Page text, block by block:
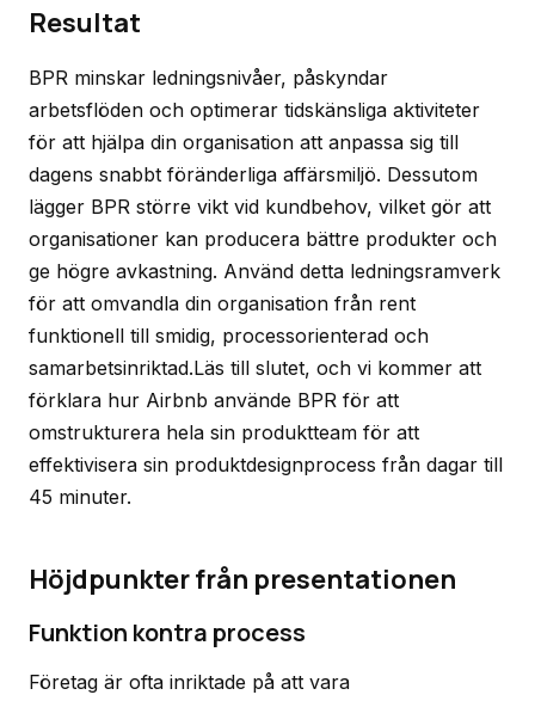
Resultat
BPR minskar ledningsnivåer, påskyndar
arbetsflöden och optimerar tidskänsliga aktiviteter
för att hjälpa din organisation att anpassa sig till
dagens snabbt föränderliga affärsmiljö. Dessutom
lägger BPR större vikt vid kundbehov, vilket gör att
organisationer kan producera bättre produkter och
ge högre avkastning. Använd detta ledningsramverk
för att omvandla din organisation från rent
funktionell till smidig, processorienterad och
samarbetsinriktad.Läs till slutet, och vi kommer att
förklara hur Airbnb använde BPR för att
omstrukturera hela sin produktteam för att
effektivisera sin produktdesignprocess från dagar till
45 minuter.
Höjdpunkter från presentationen
Funktion kontra process
Företag är ofta inriktade på att vara